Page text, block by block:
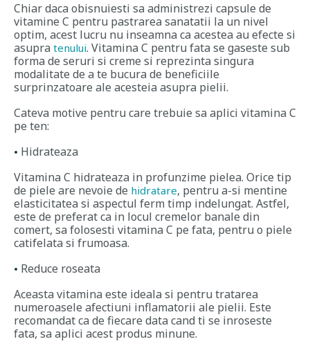
Chiar daca obisnuiesti sa administrezi capsule de
vitamine C pentru pastrarea sanatatii la un nivel
optim, acest lucru nu inseamna ca acestea au efecte si
asupra tenului. Vitamina C pentru fata se gaseste sub
forma de seruri si creme si reprezinta singura
modalitate de a te bucura de beneficiile
surprinzatoare ale acesteia asupra pielii.
Cateva motive pentru care trebuie sa aplici vitamina C
pe ten:
Hidrateaza
Vitamina C hidrateaza in profunzime pielea. Orice tip
de piele are nevoie de hidratare, pentru a-si mentine
elasticitatea si aspectul ferm timp indelungat. Astfel,
este de preferat ca in locul cremelor banale din
comert, sa folosesti vitamina C pe fata, pentru o piele
catifelata si frumoasa.
Reduce roseata
Aceasta vitamina este ideala si pentru tratarea
numeroasele afectiuni inflamatorii ale pielii. Este
recomandat ca de fiecare data cand ti se inroseste
fata, sa aplici acest produs minune.